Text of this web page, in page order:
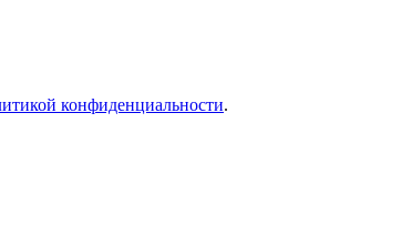
конфиденциальности.